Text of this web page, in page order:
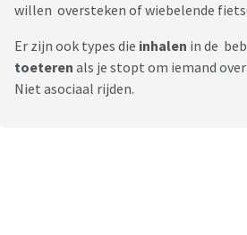
willen oversteken of wiebelende
Er zijn ook types die inhalen in de
toeteren als je stopt om iemand
Niet asociaal rijden.